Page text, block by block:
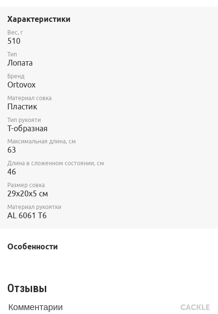
Характеристики
Вес, г
510
Тип
Лопата
Бренд
Ortovox
Материал совка
Пластик
Тип рукояти
Т-образная
Максимальная длина, см
63
Длина в сложенном состоянии, см
46
Размер совка
29x20x5 см
Материал рукоятки
AL 6061 T6
Особенности
Отзывы
Комментарии